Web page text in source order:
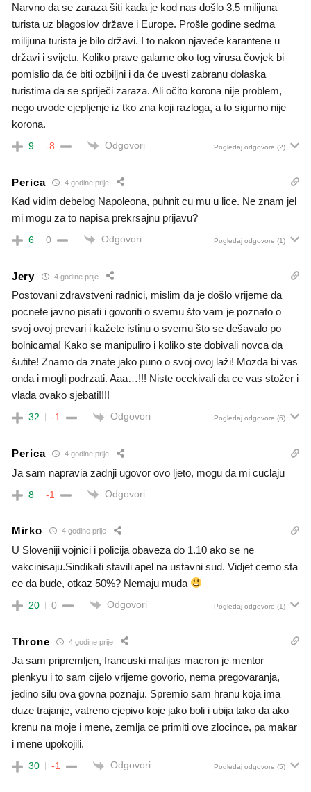
Narvno da se zaraza šiti kada je kod nas došlo 3.5 milijuna
turista uz blagoslov države i Europe. Prošle godine sedma
milijuna turista je bilo državi. I to nakon njaveće karantene u
državi i svijetu. Koliko prave galame oko tog virusa čovjek bi
pomislio da će biti ozbiljni i da će uvesti zabranu dolaska
turistima da se spriječi zaraza. Ali očito korona nije problem,
nego uvode cjepljenje iz tko zna koji razloga, a to sigurno nije
korona.
9 -8 Odgovori Pogledaj odgovore (2)
Perica 4 godine prije
Kad vidim debelog Napoleona, puhnit cu mu u lice. Ne znam jel
mi mogu za to napisa prekrsajnu prijavu?
6 0 Odgovori Pogledaj odgovore (1)
Jery 4 godine prije
Postovani zdravstveni radnici, mislim da je došlo vrijeme da
pocnete javno pisati i govoriti o svemu što vam je poznato o
svoj ovoj prevari i kažete istinu o svemu što se dešavalo po
bolnicama! Kako se manipuliro i koliko ste dobivali novca da
šutite! Znamo da znate jako puno o svoj ovoj laži! Mozda bi vas
onda i mogli podrzati. Aaa…!!! Niste ocekivali da ce vas stožer i
vlada ovako sjebati!!!!
32 -1 Odgovori Pogledaj odgovore (6)
Perica 4 godine prije
Ja sam napravia zadnji ugovor ovo ljeto, mogu da mi cuclaju
8 -1 Odgovori
Mirko 4 godine prije
U Sloveniji vojnici i policija obaveza do 1.10 ako se ne
vakcinisaju.Sindikati stavili apel na ustavni sud. Vidjet cemo sta
ce da bude, otkaz 50%? Nemaju muda
20 0 Odgovori Pogledaj odgovore (1)
Throne 4 godine prije
Ja sam pripremljen, francuski mafijas macron je mentor
plenkyu i to sam cijelo vrijeme govorio, nema pregovaranja,
jedino silu ova govna poznaju. Spremio sam hranu koja ima
duze trajanje, vatreno cjepivo koje jako boli i ubija tako da ako
krenu na moje i mene, zemlja ce primiti ove zlocince, pa makar
i mene upokojili.
30 -1 Odgovori Pogledaj odgovore (5)